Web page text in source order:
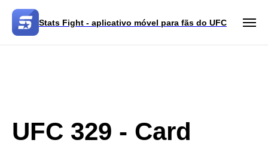
Stats Fight - aplicativo móvel para fãs do UFC
UFC 329 - Card